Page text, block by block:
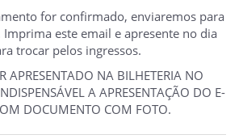
for confirmado, enviaremos para
este email e apresente no dia
trocar pelos ingressos.
APRESENTADO NA BILHETERIA NO
A APRESENTAÇÃO DO E-
DOCUMENTO COM FOTO.